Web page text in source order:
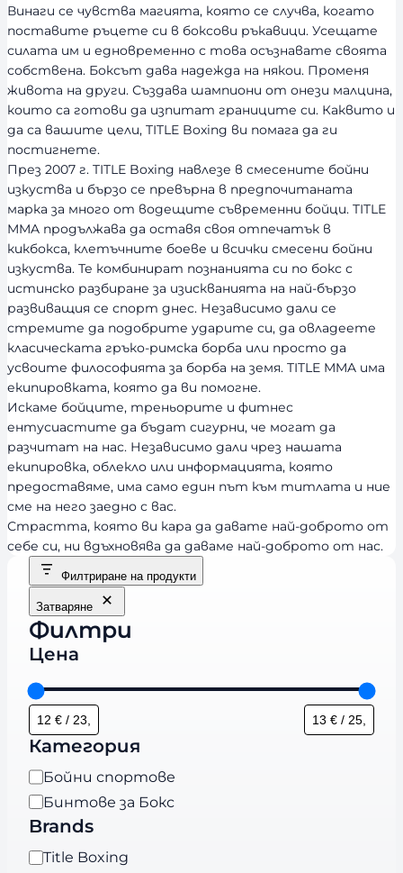
Винаги се чувства магията, която се случва, когато
поставите ръцете си в боксови ръкавици. Усещате
силата им и едновременно с това осъзнавате своята
собствена. Боксът дава надежда на някои. Променя
живота на други. Създава шампиони от онези малцина,
които са готови да изпитат границите си. Каквито и
да са вашите цели, TITLE Boxing ви помага да ги
постигнете.
През 2007 г. TITLE Boxing навлезе в смесените бойни
изкуства и бързо се превърна в предпочитаната
марка за много от водещите съвременни бойци. TITLE
MMA продължава да оставя своя отпечатък в
кикбокса, клетъчните боеве и всички смесени бойни
изкуства. Те комбинират познанията си по бокс с
истинско разбиране за изискванията на най-бързо
развиващия се спорт днес. Независимо дали се
стремите да подобрите ударите си, да овладеете
класическата гръко-римска борба или просто да
усвоите философията за борба на земя. TITLE MMA има
екипировката, която да ви помогне.
Искаме бойците, треньорите и фитнес
ентусиастите да бъдат сигурни, че могат да
разчитат на нас. Независимо дали чрез нашата
екипировка, облекло или информацията, която
предоставяме, има само един път към титлата и ние
сме на него заедно с вас.
Страстта, която ви кара да давате най-доброто от
себе си, ни вдъхновява да даваме най-доброто от нас.
Филтриране на продукти
Затваряне
Филтри
Цена
Категория
К
а
т
г
Бойни спортове
Бинтове за Бокс
Brands
B Title Boxing